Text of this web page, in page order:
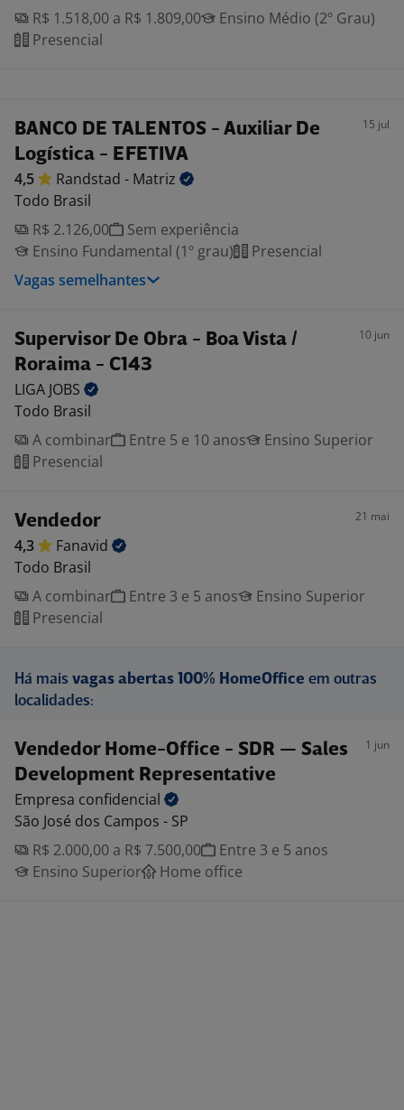
R$ 1.518,00 a R$ 1.809,00
Ensino Médio (2º Grau)
Presencial
BANCO DE TALENTOS - Auxiliar De
Logística - EFETIVA
15 jul
4,5 Randstad - Matriz
Todo Brasil
R$ 2.126,00
Sem experiência
Ensino Fundamental (1º grau)
Presencial
Vagas semelhantes
Supervisor De Obra - Boa Vista /
Roraima - C143
10 jun
LIGA JOBS
Todo Brasil
A combinar
Entre 5 e 10 anos
Ensino Superior
Presencial
Vendedor 21 mai
4,3
Fanavid
Todo Brasil
A combinar
Entre 3 e 5 anos
Ensino Superior
Presencial
Há mais vagas abertas 100% HomeOffice em outras
localidades:
Vendedor Home-Office - SDR — Sales
Development Representative
1 jun
Empresa confidencial
São José dos Campos - SP
R$ 2.000,00 a R$ 7.500,00
Entre 3 e 5 anos
Ensino Superior
Home office